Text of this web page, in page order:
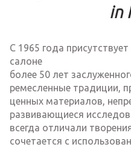
in
С 1965 года
салоне
более 50 лет
ремесленные традиции,
ценных материалов,
развивающиеся
всегда отличали
сочетается с